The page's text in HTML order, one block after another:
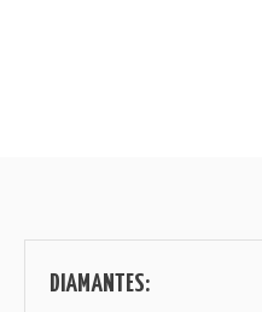
DIAMANTES: